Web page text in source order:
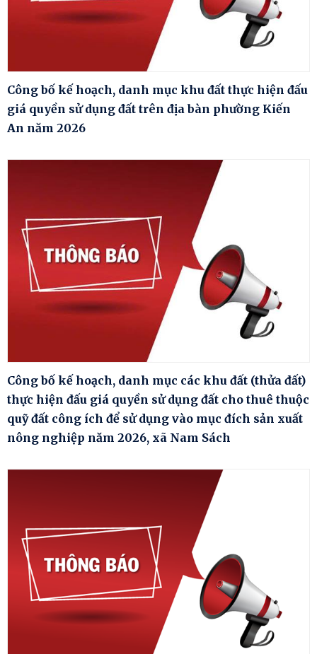
Công bố kế hoạch, danh mục khu đất thực hiện đấu
giá quyền sử dụng đất trên địa bàn phường Kiến
An năm 2026
Công bố kế hoạch, danh mục các khu đất (thửa đất)
thực hiện đấu giá quyền sử dụng đất cho thuê thuộc
quỹ đất công ích để sử dụng vào mục đích sản xuất
nông nghiệp năm 2026, xã Nam Sách